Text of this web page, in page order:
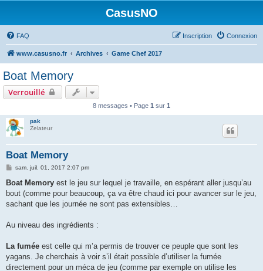
CasusNO
FAQ Connexion
Inscription
www.casusno.fr Archives Game Chef 2017
Boat Memory
Verrouillé
8 messages • Page 1 sur 1
pak
Zelateur
Boat Memory
M
s
a
g
sam. juil. 01, 2017 2:07 pm
Boat Memory est le jeu sur lequel je travaille, en espérant aller jusqu’au
bout (comme pour beaucoup, ça va être chaud ici pour avancer sur le jeu,
sachant que les journée ne sont pas extensibles…
Au niveau des ingrédients :
La fumée est celle qui m’a permis de trouver ce peuple que sont les
yagans. Je cherchais à voir s’il était possible d’utiliser la fumée
directement pour un méca de jeu (comme par exemple on utilise les